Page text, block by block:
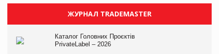
ЖУРНАЛ TRADEMASTER
Каталог Головних Проєктів
PrivateLabel – 2026